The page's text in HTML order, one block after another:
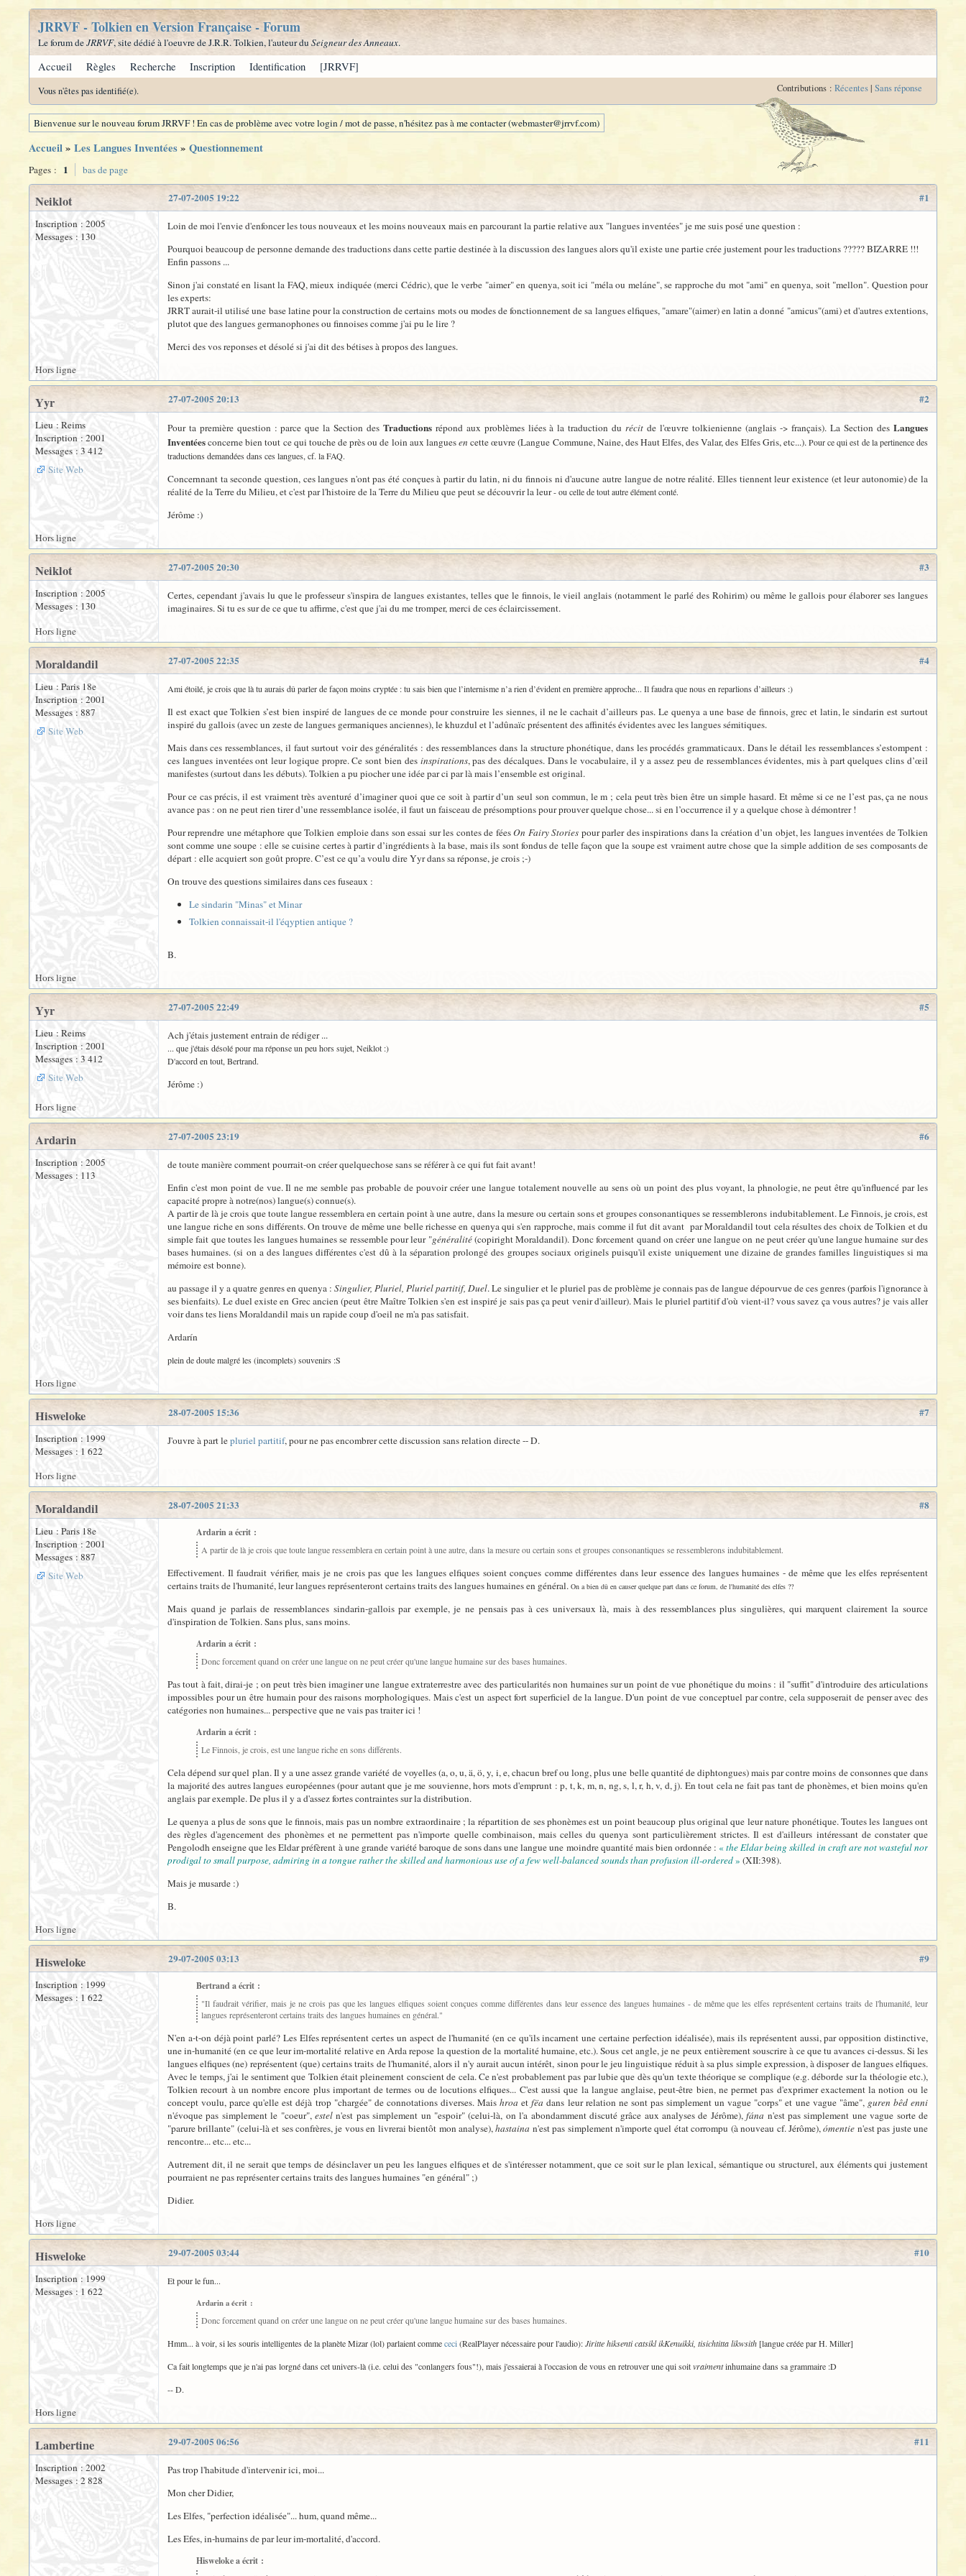
JRRVF - Tolkien en Version Française - Forum
Le forum deJRRVF, site dédié à l'oeuvre de J.R.R. Tolkien, l'auteur du Seigneur des Anneaux.
Accueil Règles Recherche Inscription Identification [JRRVF]
Vous n'êtes pas identifié(e). Contributions : Récentes| Sans réponse
Bienvenue sur le nouveau forum JRRVF ! En cas de problème avec votre login / mot de passe, n'hésitez pas à me contacter (webmaster@jrrvf.com)
Accueil» Les Langues Inventées» Questionnement
Pages : 1 bas de page
#1
27-07-2005 19:22
Neiklot
Inscription : 2005
Messages : 130
Loin de moi l'envie d'enfoncer les tous nouveaux et les moins nouveaux mais en parcourant la partie relative aux "langues inventées" je me suis posé une question :
Pourquoi beaucoup de personne demande des traductions dans cette partie destinée à la discussion des langues alors qu'il existe une partie crée justement pour les traductions ????? BIZARRE !!!
Enfin passons ...
Sinon j'ai constaté en lisant la FAQ, mieux indiquée (merci Cédric), que le verbe "aimer" en quenya, soit ici "méla ou meláne", se rapproche du mot "ami" en quenya, soit "mellon". Question pour
les experts:
JRRT aurait-il utilisé une base latine pour la construction de certains mots ou modes de fonctionnement de sa langues elfiques, "amare"(aimer) en latin a donné "amicus"(ami) et d'autres extentions,
plutot que des langues germanophones ou finnoises comme j'ai pu le lire ?
Merci des vos reponses et désolé si j'ai dit des bétises à propos des langues.
Hors ligne
#2
27-07-2005 20:13
Yyr
Lieu : Reims
Inscription : 2001
Messages : 3 412
Site Web
Pour ta première question : parce que la Section des Traductionsrépond aux problèmes liées à la traduction durécit de l'œuvre tolkienienne (anglais -> français). La Section desLangues
Inventéesconcerne bien tout ce qui touche de près ou de loin aux languesen cette œuvre (Langue Commune, Naine, des Haut Elfes, des Valar, des Elfes Gris, etc...).Pour ce qui est de la pertinence des
traductions demandées dans ces langues, cf. la FAQ.
Concernnant ta seconde question, ces langues n'ont pas été conçues à partir du latin, ni du finnois ni d'aucune autre langue de notre réalité. Elles tiennent leur existence (et leur autonomie) de la
réalité de la Terre du Milieu, et c'est par l'histoire de la Terre du Milieu que peut se découvrir la leur- ou celle de tout autre élément conté.
Jérôme :)
Hors ligne
#3
27-07-2005 20:30
Neiklot
Inscription : 2005
Messages : 130
Certes, cependant j'avais lu que le professeur s'inspira de langues existantes, telles que le finnois, le vieil anglais (notamment le parlé des Rohirim) ou même le gallois pour élaborer ses langues
imaginaires. Si tu es sur de ce que tu affirme, c'est que j'ai du me tromper, merci de ces éclaircissement.
Hors ligne
#4
27-07-2005 22:35
Moraldandil
Lieu : Paris 18e
Inscription : 2001
Messages : 887
Site Web
Ami étoilé, je crois que là tu aurais dû parler de façon moins cryptée : tu sais bien que l’internisme n’a rien d’évident en première approche... Il faudra que nous en reparlions d’ailleurs :)
Il est exact que Tolkien s’est bien inspiré de langues de ce monde pour construire les siennes, il ne le cachait d’ailleurs pas. Le quenya a une base de finnois, grec et latin, le sindarin est surtout
inspiré du gallois (avec un zeste de langues germaniques anciennes), le khuzdul et l’adûnaïc présentent des affinités évidentes avec les langues sémitiques.
Mais dans ces ressemblances, il faut surtout voir des généralités : des ressemblances dans la structure phonétique, dans les procédés grammaticaux. Dans le détail les ressemblances s’estompent :
ces langues inventées ont leur logique propre. Ce sont bien des inspirations, pas des décalques. Dans le vocabulaire, il y a assez peu de ressemblances évidentes, mis à part quelques clins d’œil
manifestes (surtout dans les débuts). Tolkien a pu piocher une idée par ci par là mais l’ensemble est original.
Pour ce cas précis, il est vraiment très aventuré d’imaginer quoi que ce soit à partir d’un seul son commun, le m ; cela peut très bien être un simple hasard. Et même si ce ne l’est pas, ça ne nous
avance pas : on ne peut rien tirer d’une ressemblance isolée, il faut un faisceau de présomptions pour prouver quelque chose... si en l’occurrence il y a quelque chose à démontrer !
Pour reprendre une métaphore que Tolkien emploie dans son essai sur les contes de féesOn Fairy Stories pour parler des inspirations dans la création d’un objet, les langues inventées de Tolkien
sont comme une soupe : elle se cuisine certes à partir d’ingrédients à la base, mais ils sont fondus de telle façon que la soupe est vraiment autre chose que la simple addition de ses composants de
départ : elle acquiert son goût propre. C’est ce qu’a voulu dire Yyr dans sa réponse, je crois ;-)
On trouve des questions similaires dans ces fuseaux :
Le sindarin "Minas" et Minar
Tolkien connaissait-il l'éqyptien antique ?
B.
Hors ligne
#5
27-07-2005 22:49
Yyr
Lieu : Reims
Inscription : 2001
Messages : 3 412
Site Web
Ach j'étais justement entrain de rédiger ...
... que j'étais désolé pour ma réponse un peu hors sujet, Neiklot :)
D'accord en tout, Bertrand.
Jérôme :)
Hors ligne
#6
27-07-2005 23:19
Ardarin
Inscription : 2005
Messages : 113
de toute manière comment pourrait-on créer quelquechose sans se référer à ce qui fut fait avant!
Enfin c'est mon point de vue. Il ne me semble pas probable de pouvoir créer une langue totalement nouvelle au sens où un point des plus voyant, la phnologie, ne peut être qu'influencé par les
capacité propre à notre(nos) langue(s) connue(s).
A partir de là je crois que toute langue ressemblera en certain point à une autre, dans la mesure ou certain sons et groupes consonantiques se ressemblerons indubitablement. Le Finnois, je crois, est
une langue riche en sons différents. On trouve de même une belle richesse en quenya qui s'en rapproche, mais comme il fut dit avant par Moraldandil tout cela résultes des choix de Tolkien et du
simple fait que toutes les langues humaines se ressemble pour leur "généralité(copiright Moraldandil). Donc forcement quand on créer une langue on ne peut créer qu'une langue humaine sur des
bases humaines. (si on a des langues différentes c'est dû à la séparation prolongé des groupes sociaux originels puisqu'il existe uniquement une dizaine de grandes familles linguistiques si ma
mémoire est bonne).
au passage il y a quatre genres en quenya :Singulier, Pluriel, Pluriel partitif, Duel. Le singulier et le pluriel pas de problème je connais pas de langue dépourvue de ces genres (parfois l'ignorance à
ses bienfaits). Le duel existe en Grec ancien (peut être Maître Tolkien s'en est inspiré je sais pas ça peut venir d'ailleur). Mais le pluriel partitif d'où vient-il? vous savez ça vous autres? je vais aller
voir dans tes liens Moraldandil mais un rapide coup d'oeil ne m'a pas satisfait.
Ardarín
plein de doute malgré les (incomplets) souvenirs :S
Hors ligne
#7
28-07-2005 15:36
Hisweloke
Inscription : 1999
Messages : 1 622
J'ouvre à part lepluriel partitif, pour ne pas encombrer cette discussion sans relation directe -- D.
Hors ligne
#8
28-07-2005 21:33
Moraldandil
Lieu : Paris 18e
Inscription : 2001
Messages : 887
Site Web
Ardarin a écrit :
A partir de là je crois que toute langue ressemblera en certain point à une autre, dans la mesure ou certain sons et groupes consonantiques se ressemblerons indubitablement.
Effectivement. Il faudrait vérifier, mais je ne crois pas que les langues elfiques soient conçues comme différentes dans leur essence des langues humaines - de même que les elfes représentent
certains traits de l'humanité, leur langues représenteront certains traits des langues humaines en général. On a bien dû en causer quelque part dans ce forum, de l'humanité des elfes ??
Mais quand je parlais de ressemblances sindarin-gallois par exemple, je ne pensais pas à ces universaux là, mais à des ressemblances plus singulières, qui marquent clairement la source
d'inspiration de Tolkien. Sans plus, sans moins.
Ardarin a écrit :
Donc forcement quand on créer une langue on ne peut créer qu'une langue humaine sur des bases humaines.
Pas tout à fait, dirai-je ; on peut très bien imaginer une langue extraterrestre avec des particularités non humaines sur un point de vue phonétique du moins : il "suffit" d'introduire des articulations
impossibles pour un être humain pour des raisons morphologiques. Mais c'est un aspect fort superficiel de la langue. D'un point de vue conceptuel par contre, cela supposerait de penser avec des
catégories non humaines... perspective que ne vais pas traiter ici !
Ardarin a écrit :
Le Finnois, je crois, est une langue riche en sons différents.
Cela dépend sur quel plan. Il y a une assez grande variété de voyelles (a, o, u, ä, ö, y, i, e, chacun bref ou long, plus une belle quantité de diphtongues) mais par contre moins de consonnes que dans
la majorité des autres langues européennes (pour autant que je me souvienne, hors mots d'emprunt : p, t, k, m, n, ng, s, l, r, h, v, d, j). En tout cela ne fait pas tant de phonèmes, et bien moins qu'en
anglais par exemple. De plus il y a d'assez fortes contraintes sur la distribution.
Le quenya a plus de sons que le finnois, mais pas un nombre extraordinaire ; la répartition de ses phonèmes est un point beaucoup plus original que leur nature phonétique. Toutes les langues ont
des règles d'agencement des phonèmes et ne permettent pas n'importe quelle combinaison, mais celles du quenya sont particulièrement strictes. Il est d'ailleurs intéressant de constater que
Pengolodh enseigne que les Eldar préfèrent à une grande variété baroque de sons dans une langue une moindre quantité mais bien ordonnée : «the Eldar being skilled in craft are not wasteful nor
prodigal to small purpose, admiring in a tongue rather the skilled and harmonious use of a few well-balanced sounds than profusion ill-ordered» (XII:398).
Mais je musarde :)
B.
Hors ligne
#9
29-07-2005 03:13
Hisweloke
Inscription : 1999
Messages : 1 622
Bertrand a écrit :
"Il faudrait vérifier, mais je ne crois pas que les langues elfiques soient conçues comme différentes dans leur essence des langues humaines - de même que les elfes représentent certains traits de l'humanité, leur
langues représenteront certains traits des langues humaines en général."
N'en a-t-on déjà point parlé? Les Elfes représentent certes un aspect de l'humanité (en ce qu'ils incarnent une certaine perfection idéalisée), mais ils représentent aussi, par opposition distinctive,
une in-humanité (en ce que leur im-mortalité relative en Arda repose la question de la mortalité humaine, etc.). Sous cet angle, je ne peux entièrement souscrire à ce que tu avances ci-dessus. Si les
langues elfiques (ne) représentent (que) certains traits de l'humanité, alors il n'y aurait aucun intérêt, sinon pour le jeu linguistique réduit à sa plus simple expression, à disposer de langues elfiques.
Avec le temps, j'ai le sentiment que Tolkien était pleinement conscient de cela. Ce n'est probablement pas par lubie que dès qu'un texte théorique se complique (e.g. déborde sur la théologie etc.),
Tolkien recourt à un nombre encore plus important de termes ou de locutions elfiques... C'est aussi que la langue anglaise, peut-être bien, ne permet pas d'exprimer exactement la notion ou le
concept voulu, parce qu'elle est déjà trop "chargée" de connotations diverses. Maishroa etfëa dans leur relation ne sont pas simplement un vague "corps" et une vague "âme", guren bêd enni
n'évoque pas simplement le "coeur", esteln'est pas simplement un "espoir" (celui-là, on l'a abondamment discuté grâce aux analyses de Jérôme),fána n'est pas simplement une vague sorte de
"parure brillante" (celui-là et ses confrères, je vous en livrerai bientôt mon analyse),hastaina n'est pas simplement n'importe quel état corrompu (à nouveau cf. Jérôme),ómentie n'est pas juste une
rencontre... etc... etc...
Autrement dit, il ne serait que temps de désinclaver un peu les langues elfiques et de s'intéresser notamment, que ce soit sur le plan lexical, sémantique ou structurel, aux éléments qui justement
pourraient ne pas représenter certains traits des langues humaines "en général" ;)
Didier.
Hors ligne
#10
29-07-2005 03:44
Hisweloke
Inscription : 1999
Messages : 1 622
Et pour le fun...
Ardarin a écrit :
Donc forcement quand on créer une langue on ne peut créer qu'une langue humaine sur des bases humaines.
Hmm... à voir, si les souris intelligentes de la planète Mizar (lol) parlaient commececi(RealPlayer nécessaire pour l'audio):Jiritte hiksenti catsikl ikKenuikki, tisichtitta likwsith [langue créée par H. Miller]
Ca fait longtemps que je n'ai pas lorgné dans cet univers-là (i.e. celui des "conlangers fous"!), mais j'essaierai à l'occasion de vous en retrouver une qui soitvraimentinhumaine dans sa grammaire :D
-- D.
Hors ligne
#11
29-07-2005 06:56
Lambertine
Inscription : 2002
Messages : 2 828
Pas trop l'habitude d'intervenir ici, moi...
Mon cher Didier,
Les Elfes, "perfection idéalisée"... hum, quand même...
Les Efes, in-humains de par leur im-mortalité, d'accord.
Hisweloke a écrit :